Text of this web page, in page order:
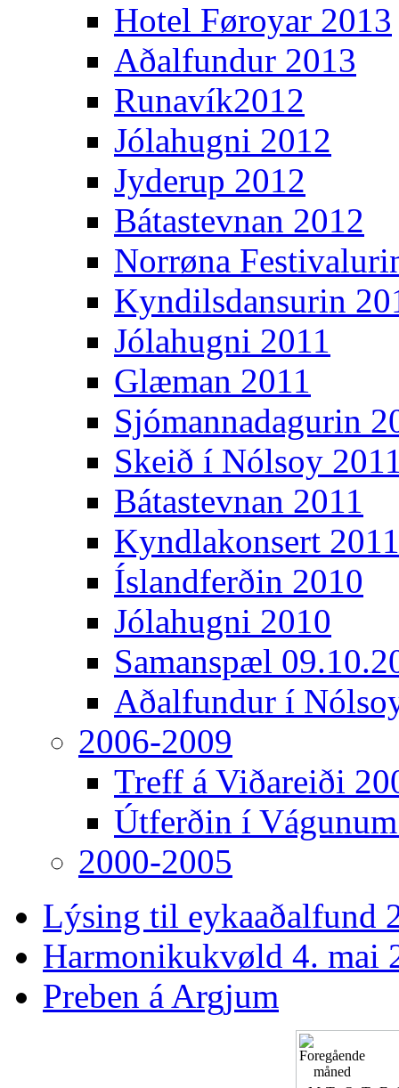
Hotel Føroyar 2013
Aðalfundur 2013
Runavík2012
Jólahugni 2012
Jyderup 2012
Bátastevnan 2012
Norrøna
Kyndilsdansurin
Jólahugni 2011
Glæman 2011
Sjómannadagurin
Skeið í Nólsoy
Bátastevnan 2011
Kyndlakonsert 2011
Íslandferðin 2010
Jólahugni 2010
Samanspæl
Aðalfundur í
2006-2009
Treff á Viðareiði
Útferðin í
2000-2005
Lýsing til eykaaðalfund
Harmonikukvøld 4. mai
Preben á Argjum